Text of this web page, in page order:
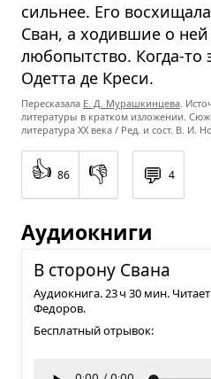
сильнее. Его
Сван, а ходившие о
любопытство. Когда-то
Одетта де Креси.
Пересказала Е. Д. Мурашкинцева .
литературы в кратком изложении.
литература XX века / Ред. и сост. В. И.
👍 86 👎 💬 4
Аудиокниги
В сто­рону Свана
Аудиокнига. 23 ч 30 мин.
Федоров.
Бесплатный отрывок: